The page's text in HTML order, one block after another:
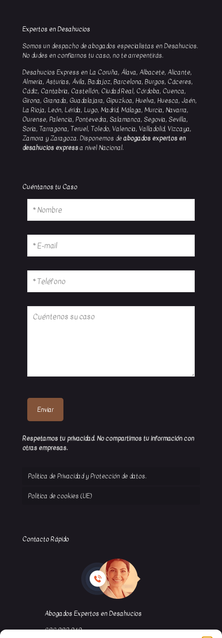
Expertos en Desahucios
Somos un despacho de abogados especialistas en Desahucios.
No dudes en confiarnos tu caso, no te arrepentirás.
Desahucios Express en La Coruña, Álava, Albacete, Alicante,
Almería, Asturias, Ávila, Badajoz, Barcelona, Burgos, Cáceres,
Cádiz, Cantabria, Castellón, Ciudad Real, Córdoba, Cuenca,
Girona, Granada, Guadalajara, Gipuzkoa, Huelva, Huesca, Jaén,
La Rioja, León, Lérida, Lugo, Madrid, Málaga, Murcia, Navarra,
Ourense, Palencia, Pontevedra, Salamanca, Segovia, Sevilla,
Soria, Tarragona, Teruel, Toledo, Valencia, Valladolid, Vizcaya,
Zamora y Zaragoza. Disponemos deabogados expertos en
desahucios expressa nivel Nacional.
Cuéntanos tu Caso
Respetamos tu privacidad. No compartimos tu información con
otras empresas.
Política de Privacidad y Protección de datos.
Política de cookies (UE)
Contacto Rápido
Abogados Expertos en Desahucios
686 982 949